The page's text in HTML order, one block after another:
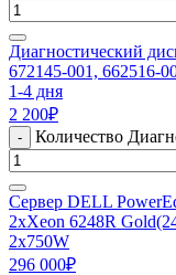
Диагностический
672145-001, 662516-
1-4 дня
2 200₽
- Количество
Сервер DELL
2xXeon 6248R
2x750W
296 000₽